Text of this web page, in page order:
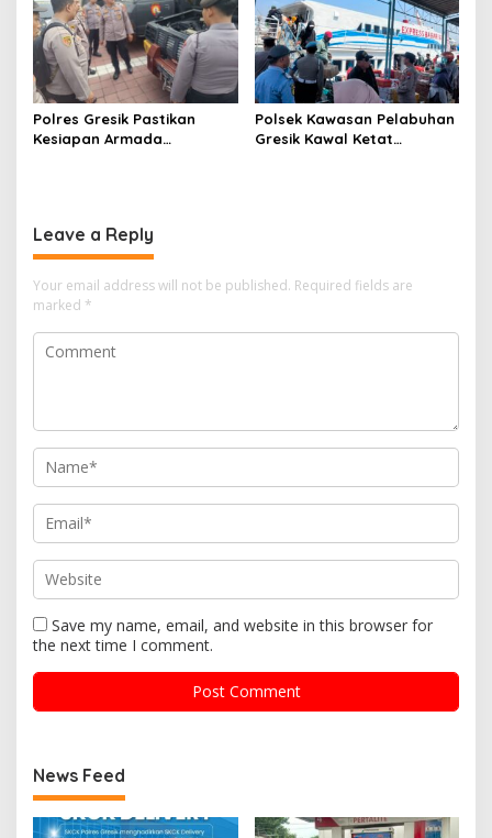
Polres Gresik Pastikan
Kesiapan Armada
Polsek Kawasan Pelabuhan
Gresik Kawal Ketat
Leave a Reply
Your email address will not be published. Required fields are
marked *
Save my name, email, and website in this browser for
the next time I comment.
News Feed